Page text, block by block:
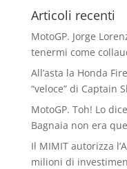
Articoli recenti
MotoGP. Jorge
tenermi come
All’asta la Honda
“veloce” di Captain
MotoGP. Toh! Lo
Bagnaia non era
Il MIMIT autorizza
milioni di